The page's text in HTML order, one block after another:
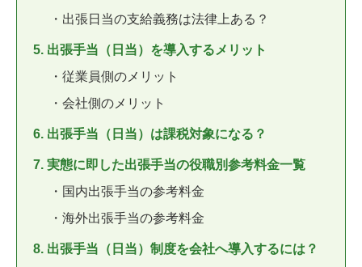
・出張日当の支給義務は法律上ある？
5. 出張手当（日当）を導入するメリット
・従業員側のメリット
・会社側のメリット
6. 出張手当（日当）は課税対象になる？
7. 実態に即した出張手当の役職別参考料金一覧
・国内出張手当の参考料金
・海外出張手当の参考料金
8. 出張手当（日当）制度を会社へ導入するには？